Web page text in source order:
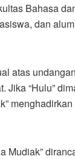
Bahasa
dan
atas
Jika “Hulu”
Mudiak”